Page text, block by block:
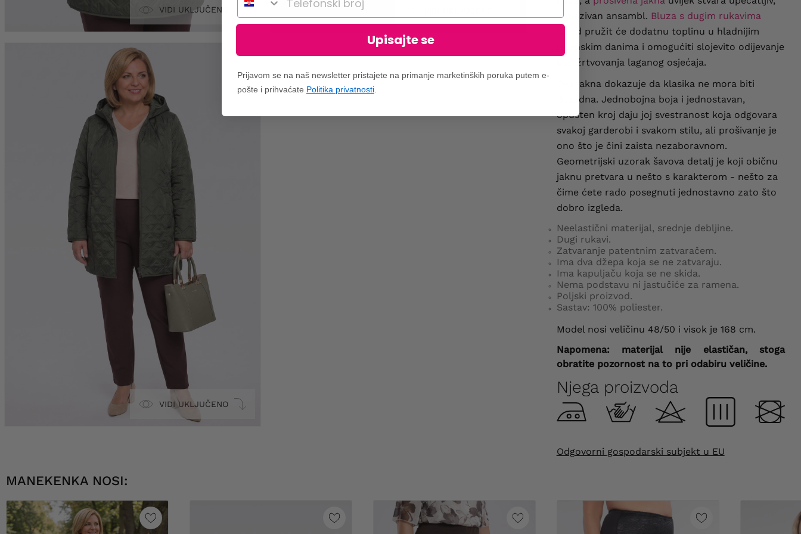
VIDI UKLJUČENO
VIDI UKLJUČENO
kohezivan ansambl. Bluza s dugim rukavima
ispod pružit će dodatnu toplinu u hladnijim
jesenskim danima i omogućiti slojevito odijevanje
bez žrtvovanja laganog osjećaja.
Ova jakna dokazuje da klasika ne mora biti
dosadna. Jednobojna boja i jednostavan,
opušten kroj daju joj svestranost koja odgovara
svakoj garderobi i svakom stilu, ali prošivanje je
ono što je čini zaista nezaboravnom.
Geometrijski uzorak šavova detalj je koji običnu
jaknu pretvara u nešto s karakterom - nešto za
čime ćete rado posegnuti jednostavno zato što
dobro izgleda.
Neelastični materijal, srednje debljine.
Dugi rukavi.
Zatvaranje patentnim zatvaračem.
Ima dva džepa koja se ne zatvaraju.
Ima kapuljaču koja se ne skida.
Nema podstavu ni jastučiće za ramena.
Poljski proizvod.
Sastav: 100% poliester.
Model nosi veličinu 48/50 i visok je 168 cm.
Napomena: materijal nije elastičan, stoga
obratite pozornost na to pri odabiru veličine.
Njega proizvoda
Odgovorni gospodarski subjekt u EU
MANEKENKA NOSI:
Upisajte se
Prijavom se na naš newsletter pristajete na primanje marketinških poruka putem e-
pošte i prihvaćate Politika privatnosti